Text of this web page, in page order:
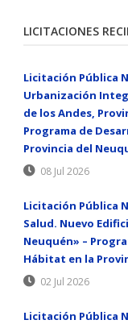
LICITACIONES
Licitación Pública
Urbanización
de los Andes,
Programa de
Provincia del
08 Jul 2026
Licitación Pública
Salud. Nuevo
Neuquén» –
Hábitat en la
02 Jul 2026
Licitación Pública